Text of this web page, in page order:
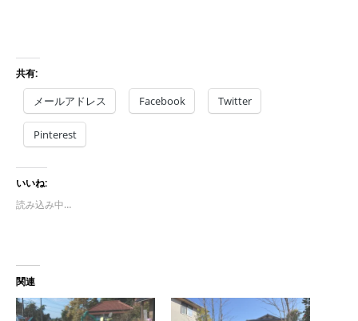
共有:
メールアドレス Facebook Twitter
Pinterest
いいね:
読み込み中…
関連